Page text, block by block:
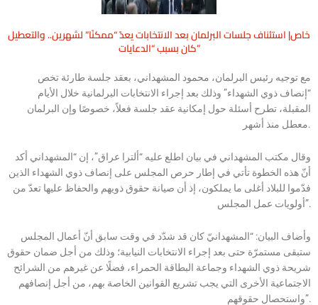
خاص| استئناف جلسات البرلمان بعد الانتخابات يعدّ “ممكنًا” لشهرين.. والتعطيل
كان بسبب “الدعايات”
مع توجيه رئيس البرلمان، محمود المشهداني، بعقد جلسة طارئة تخص
“إنصاف ذوي الشهداء” وذلك بعد إجراء الانتخابات البرلمانية خلال الأيام
المقبلة، تطرح أسئلة حول إمكانية عقد جلسة فعلاً، خصوصًا وإن البرلمان
معطل منذ أشهر.
وقال مكتب المشهداني في بيان اطلع عليه “ألترا عراق”، إن “المشهداني أكد
أنّ هذه الخطوة تأتي في إطار حرص المجلس على إنصاف ذوي الشهداء الذين
فدّموا للبلاد أغلى ما يملكون، إذ أن صيانة حقوق ذويهم والحفاظ عليها تعدّ من
أولويات عمل المجلس”.
وأضاف البيان: “المشهدانيّ كان قد شدّد في وقت سابق أنّ أعمال المجلس
ستبقى مستمرّة حتى بعد إجراء الانتخابات النيابية؛ وذلك من أجل ضمان حقوق
شريحة ذوي الشهداء وجماعة البطاقة الحمراء، فضلًا عن غيرهم من الشرائح
الاجتماعية الأخرى التي يجب تشريع القوانين الخاصة بهم، من أجل إنصافهم
واستحصال حقوقهم”.